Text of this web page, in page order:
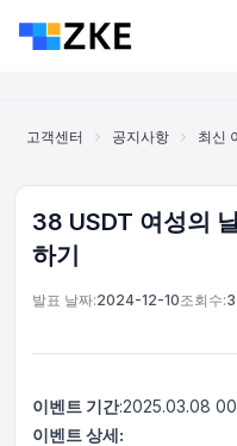
고객센터 공지사항 최신
38 USDT 여성의
하기
발표 날짜:2024-12-10조회수:
이벤트 기간:2025.03.08
이벤트 상세: